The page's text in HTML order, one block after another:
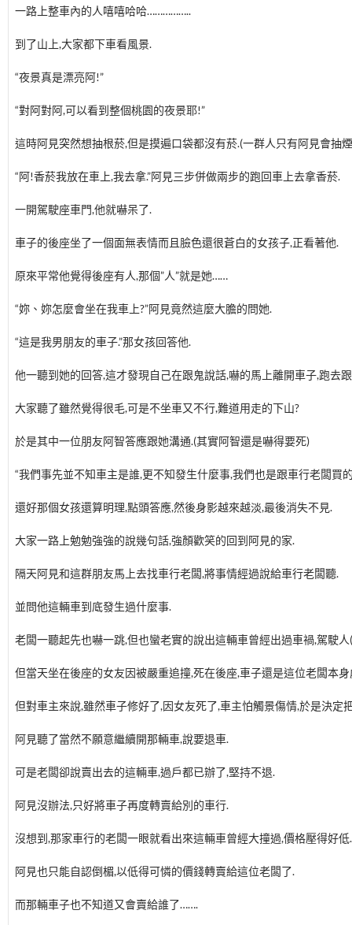
一路上整車內的人嘻嘻哈哈……………..
到了山上,大家都下車看風景.
“夜景真是漂亮阿!”
“對阿對阿,可以看到整個桃園的夜景耶!”
這時阿見突然想抽根菸,但是摸遍口袋都沒有菸.(一群人只有阿見會抽
“阿!香菸我放在車上,我去拿.”阿見三步併做兩步的跑回車上去拿香菸.
一開駕駛座車門,他就嚇呆了.
車子的後座坐了一個面無表情而且臉色還很蒼白的女孩子,正看著他.
原來平常他覺得後座有人,那個”人”就是她……
“妳、妳怎麼會坐在我車上?”阿見竟然這麼大膽的問她.
“這是我男朋友的車子.”那女孩回答他.
他一聽到她的回答,這才發現自己在跟鬼說話,嚇的馬上離開車子,跑去
大家聽了雖然覺得很毛,可是不坐車又不行,難道用走的下山?
於是其中一位朋友阿智答應跟她溝通.(其實阿智還是嚇得要死)
“我們事先並不知車主是誰,更不知發生什麼事,我們也是跟車行老闆買
還好那個女孩還算明理,點頭答應,然後身影越來越淡,最後消失不見.
大家一路上勉勉強強的說幾句話,強顏歡笑的回到阿見的家.
隔天阿見和這群朋友馬上去找車行老闆,將事情經過說給車行老闆聽.
並問他這輛車到底發生過什麼事.
老闆一聽起先也嚇一跳,但也蠻老實的說出這輛車曾經出過車禍,駕駛
但當天坐在後座的女友因被嚴重追撞,死在後座,車子還是這位老闆本身
但對車主來說,雖然車子修好了,因女友死了,車主怕觸景傷情,於是決定
阿見聽了當然不願意繼續開那輛車,說要退車.
可是老闆卻說賣出去的這輛車,過戶都已辦了,堅持不退.
阿見沒辦法,只好將車子再度轉賣給別的車行.
沒想到,那家車行的老闆一眼就看出來這輛車曾經大撞過,價格壓得好低.
阿見也只能自認倒楣,以低得可憐的價錢轉賣給這位老闆了.
而那輛車子也不知道又會賣給誰了…….